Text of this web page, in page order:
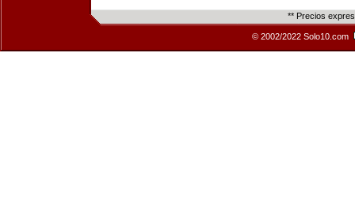
** Precios
© 2002/2022 Solo10.com